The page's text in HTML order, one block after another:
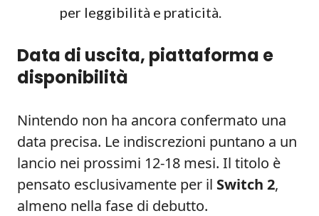
per leggibilità e praticità.
Data di uscita, piattaforma e
disponibilità
Nintendo non ha ancora confermato una
data precisa. Le indiscrezioni puntano a un
lancio nei prossimi 12-18 mesi. Il titolo è
pensato esclusivamente per il Switch 2,
almeno nella fase di debutto.